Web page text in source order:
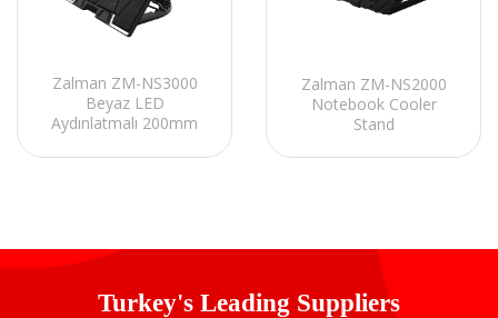
Zalman ZM-NS3000
Beyaz LED
Aydınlatmalı 200mm
Soğutucu Stand
Zalman ZM-NS2000
Notebook Cooler
Stand
Turkey's Leading Suppliers